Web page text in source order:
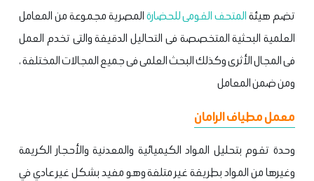
تضم هيئةالمتحف القومى للحضارةالمصرية مجموعة من المعامل
العلمية البحثية المتخصصة فى التحاليل الدقيقة والتى تخدم العمل
فى المجال الأثرى وكذلك البحث العلمى فى جميع المجالات المختلفة ،
ومن ضمن المعامل
معمل مطياف الرامان
وحدة تقوم بتحليل المواد الكيميائية والمعدنية والأحجار الكريمة
وغيرها من المواد بطريقة غير متلفة وهو مفيد بشكل غير عادي في